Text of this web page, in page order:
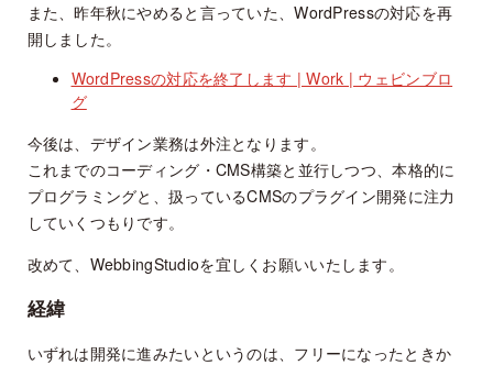
また、昨年秋にやめると言っていた、WordPressの対応を再
開しました。
WordPressの対応を終了します | Work | ウェビンブロ
グ
今後は、デザイン業務は外注となります。
これまでのコーディング・CMS構築と並行しつつ、本格的に
プログラミングと、扱っているCMSのプラグイン開発に注力
していくつもりです。
改めて、WebbingStudioを宜しくお願いいたします。
経緯
いずれは開発に進みたいというのは、フリーになったときか